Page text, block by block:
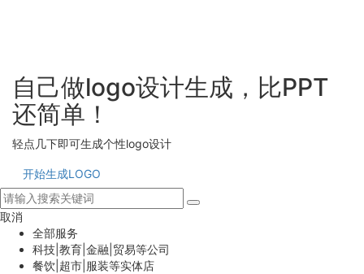
自己做logo设计生成，比PPT
还简单！
轻点几下即可生成个性logo设计
开始生成LOGO
取消
全部服务
科技|教育|金融|贸易等公司
餐饮|超市|服装等实体店